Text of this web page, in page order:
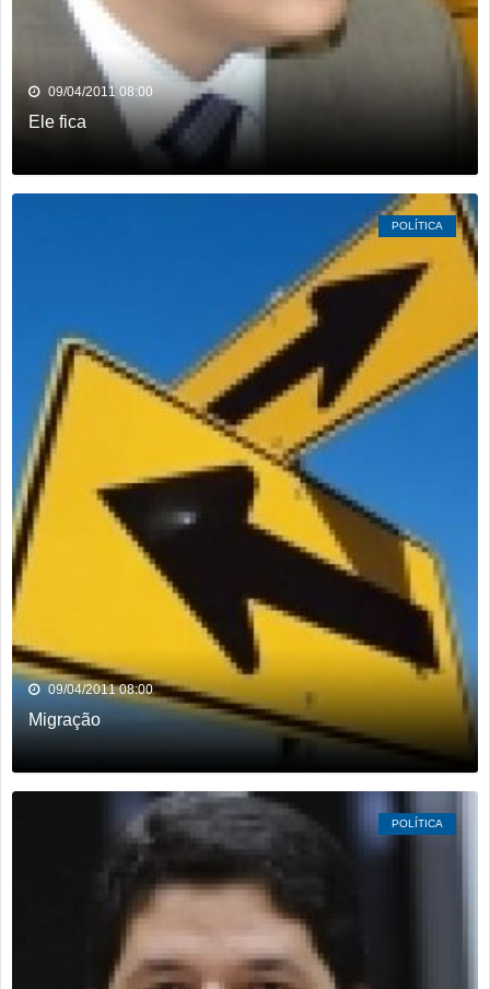
09/04/2011 08:00
Ele fica
POLÍTICA
09/04/2011 08:00
Migração
POLÍTICA